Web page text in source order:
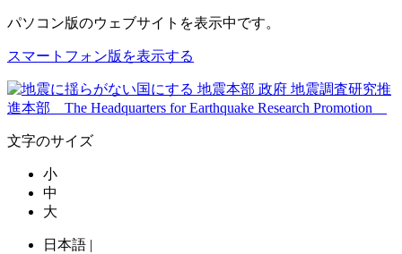
パソコン版のウェブサイトを表示中です。
スマートフォン版を表示する
文字のサイズ
小
中
大
日本語 |